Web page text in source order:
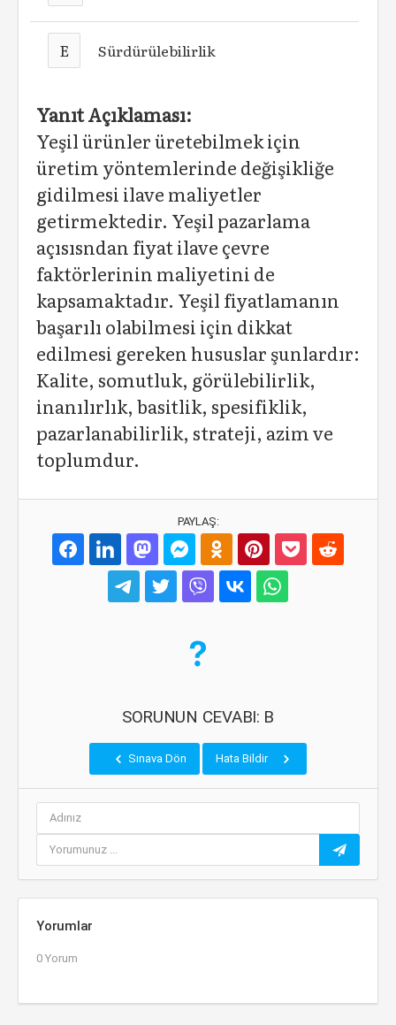
E Sürdürülebilirlik
Yanıt Açıklaması:
Yeşil ürünler üretebilmek için
üretim yöntemlerinde değişikliğe
gidilmesi ilave maliyetler
getirmektedir. Yeşil pazarlama
açısısndan fiyat ilave çevre
faktörlerinin maliyetini de
kapsamaktadır. Yeşil fiyatlamanın
başarılı olabilmesi için dikkat
edilmesi gereken hususlar şunlardır:
Kalite, somutluk, görülebilirlik,
inanılırlık, basitlik, spesifiklik,
pazarlanabilirlik, strateji, azim ve
toplumdur.
PAYLAŞ:
SORUNUN CEVABI: B
Sınava Dön Hata Bildir
Yorumlar
0 Yorum